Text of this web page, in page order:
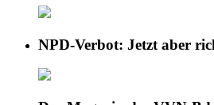
NPD-Verbot: Jetzt aber